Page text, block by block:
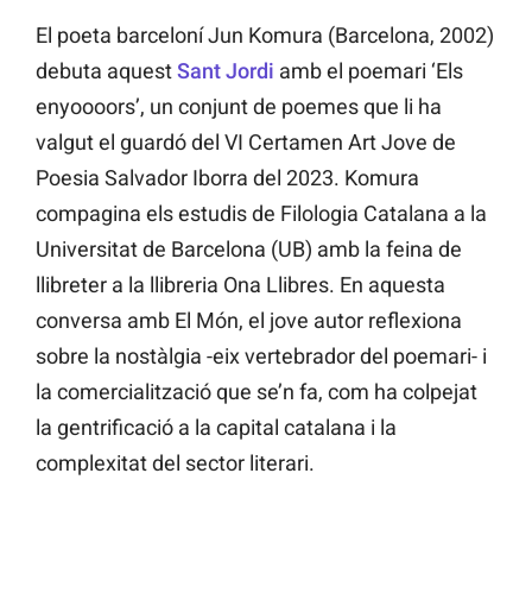
El poeta barceloní Jun Komura (Barcelona, 2002)
debuta aquestSant Jordi amb el poemari ‘Els
enyoooors’, un conjunt de poemes que li ha
valgut el guardó del VI Certamen Art Jove de
Poesia Salvador Iborra del 2023. Komura
compagina els estudis de Filologia Catalana a la
Universitat de Barcelona (UB) amb la feina de
llibreter a la llibreria Ona Llibres. En aquesta
conversa amb El Món, el jove autor reflexiona
sobre la nostàlgia -eix vertebrador del poemari- i
la comercialització que se’n fa, com ha colpejat
la gentrificació a la capital catalana i la
complexitat del sector literari.